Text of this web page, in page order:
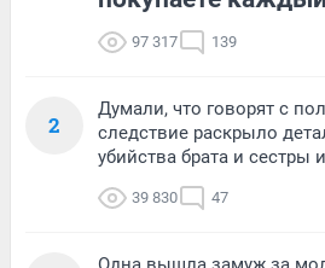
97 317 139
2
Думали, что говорят с
следствие раскрыло
убийства брата и сестры
39 830 47